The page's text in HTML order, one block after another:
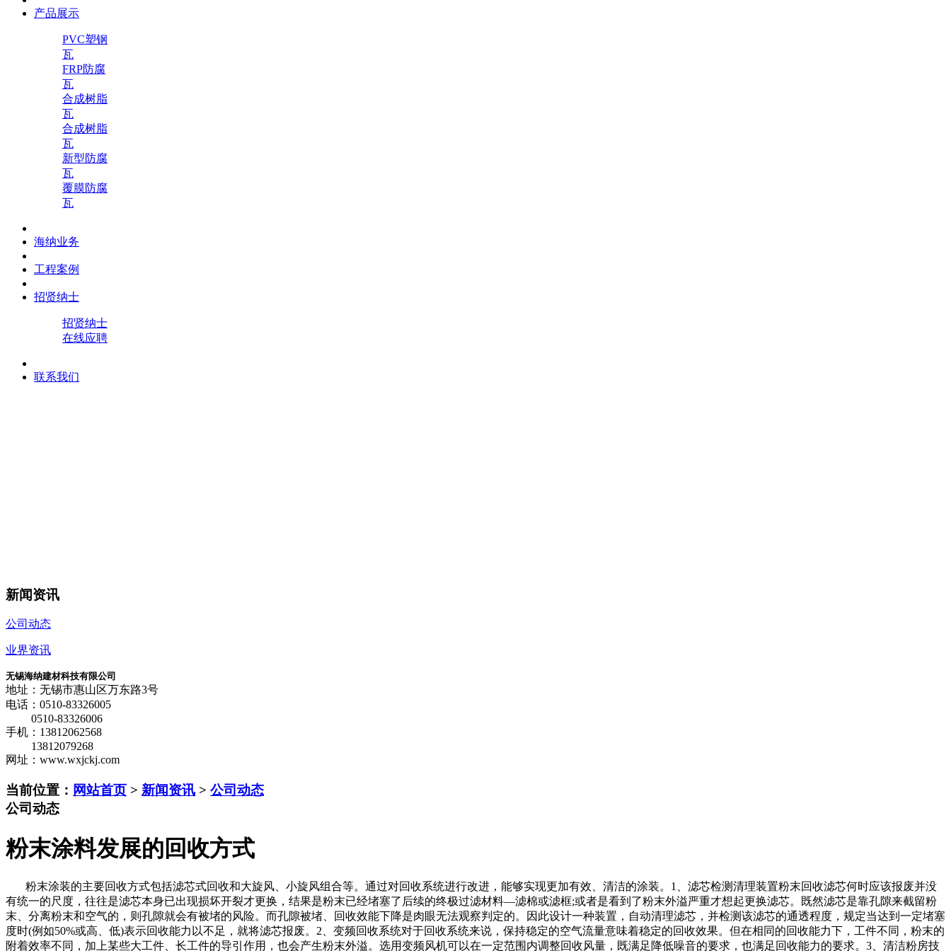
产品展示
PVC塑钢
瓦
FRP防腐
瓦
合成树脂
瓦
合成树脂
瓦
新型防腐
瓦
覆膜防腐
瓦
海纳业务
工程案例
招贤纳士
招贤纳士
在线应聘
联系我们
新闻资讯
公司动态
业界资讯
无锡海纳建材科技有限公司
地址：无锡市惠山区万东路3号
电话：0510-83326005
0510-83326006
手机：13812062568
13812079268
网址：www.wxjckj.com
当前位置： 网站首页 > 新闻资讯 > 公司动态
公司动态
粉末涂料发展的回收方式
粉末涂装的主要回收方式包括滤芯式回收和大旋风、小旋风组合等。通过对回收系统进行改进，能够实现更加有效、清洁的涂装。1、滤芯检测清理装置粉末回收滤芯何时应该报废并没
有统一的尺度，往往是滤芯本身已出现损坏开裂才更换，结果是粉末已经堵塞了后续的终极过滤材料—滤棉或滤框;或者是看到了粉末外溢严重才想起更换滤芯。既然滤芯是靠孔隙来截留粉
末、分离粉末和空气的，则孔隙就会有被堵的风险。而孔隙被堵、回收效能下降是肉眼无法观察判定的。因此设计一种装置，自动清理滤芯，并检测该滤芯的通透程度，规定当达到一定堵塞
度时(例如50%或高、低)表示回收能力以不足，就将滤芯报废。2、变频回收系统对于回收系统来说，保持稳定的空气流量意味着稳定的回收效果。但在相同的回收能力下，工件不同，粉末的
附着效率不同，加上某些大工件、长工件的导引作用，也会产生粉末外溢。选用变频风机可以在一定范围内调整回收风量，既满足降低噪音的要求，也满足回收能力的要求。3、清洁粉房技